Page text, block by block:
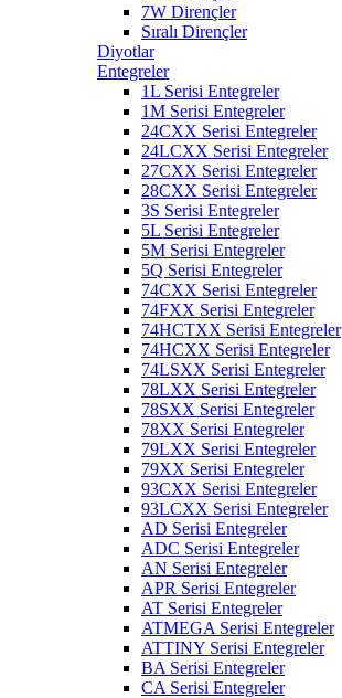
7W Dirençler
Sıralı Dirençler
Diyotlar
Entegreler
1L Serisi Entegreler
1M Serisi Entegreler
24CXX Serisi Entegreler
24LCXX Serisi Entegreler
27CXX Serisi Entegreler
28CXX Serisi Entegreler
3S Serisi Entegreler
5L Serisi Entegreler
5M Serisi Entegreler
5Q Serisi Entegreler
74CXX Serisi Entegreler
74FXX Serisi Entegreler
74HCTXX Serisi Entegreler
74HCXX Serisi Entegreler
74LSXX Serisi Entegreler
78LXX Serisi Entegreler
78SXX Serisi Entegreler
78XX Serisi Entegreler
79LXX Serisi Entegreler
79XX Serisi Entegreler
93CXX Serisi Entegreler
93LCXX Serisi Entegreler
AD Serisi Entegreler
ADC Serisi Entegreler
AN Serisi Entegreler
APR Serisi Entegreler
AT Serisi Entegreler
ATMEGA Serisi Entegreler
ATTINY Serisi Entegreler
BA Serisi Entegreler
CA Serisi Entegreler